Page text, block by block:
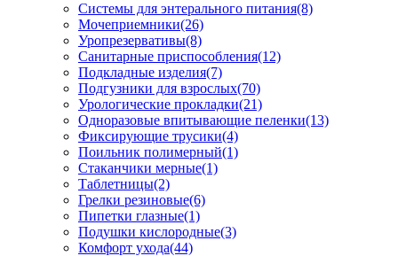
Системы для энтерального питания(8)
Мочеприемники(26)
Уропрезервативы(8)
Санитарные приспособления(12)
Подкладные изделия(7)
Подгузники для взрослых(70)
Урологические прокладки(21)
Одноразовые впитывающие пеленки(13)
Фиксирующие трусики(4)
Поильник полимерный(1)
Стаканчики мерные(1)
Таблетницы(2)
Грелки резиновые(6)
Пипетки глазные(1)
Подушки кислородные(3)
Комфорт ухода(44)